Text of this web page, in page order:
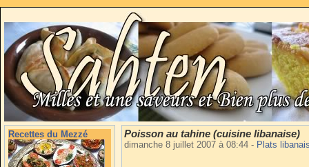
Recettes du Mezzé Poisson au tahine (cuisine libanaise)
dimanche 8 juillet 2007 à 08:44 - Plats